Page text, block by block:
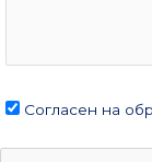
Согласен на